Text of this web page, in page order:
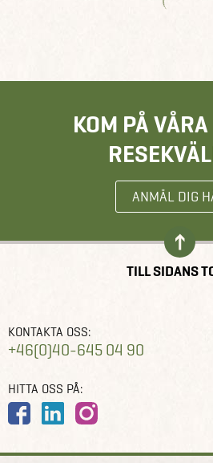
KOM PÅ
ANMÄL DIG
TILL SIDANS
KONTAKTA OSS:
+46(0)40-645 04 90
HITTA OSS PÅ: